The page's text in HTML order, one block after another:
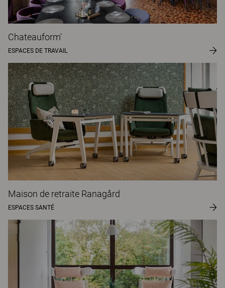
Chateauform'
ESPACES DE TRAVAIL
Maison de retraite Ranagård
ESPACES SANTÉ